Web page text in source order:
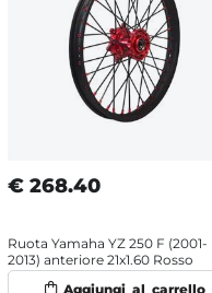
€ 268.40
Ruota Yamaha YZ 250 F (2001-
2013) anteriore 21x1.60 Rosso